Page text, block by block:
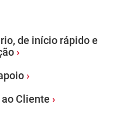
de início rápido e
Cliente